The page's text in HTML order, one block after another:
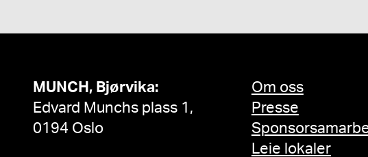
MUNCH, Bjørvika:
Edvard Munchs plass 1,
0194 Oslo
Om oss
Presse
Leie lokaler